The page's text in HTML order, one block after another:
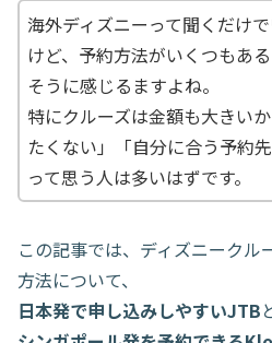
海外ディズニーって聞くだけ
けど、予約方法がいくつもあ
そうに感じるますよね。
特にクルーズは金額も大きい
たくない」「自分に合う予約先
って思う人は多いはずです。
この記事では、ディズニークル
方法について、
日本発で申し込みしやすいJTB